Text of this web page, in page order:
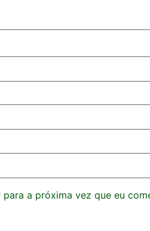
a próxima vez que eu